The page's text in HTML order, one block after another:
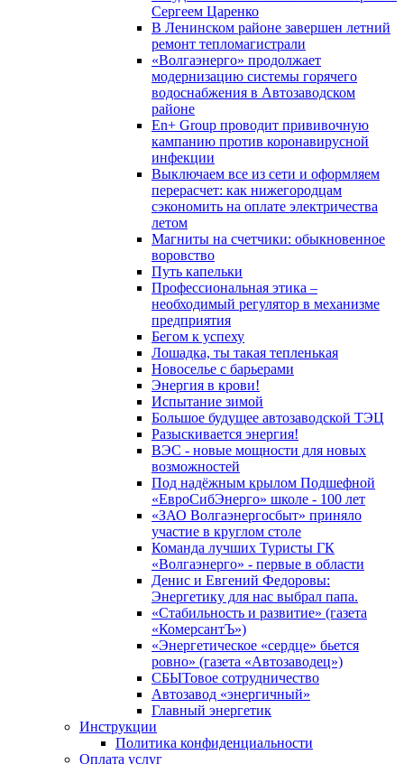
Сергеем Царенко
В Ленинском районе завершен летний
ремонт тепломагистрали
«Волгаэнерго» продолжает
модернизацию системы горячего
водоснабжения в Автозаводском
районе
En+ Group проводит прививочную
кампанию против коронавирусной
инфекции
Выключаем все из сети и оформляем
перерасчет: как нижегородцам
сэкономить на оплате электричества
летом
Магниты на счетчики: обыкновенное
воровство
Путь капельки
Профессиональная этика –
необходимый регулятор в механизме
предприятия
Бегом к успеху
Лошадка, ты такая тепленькая
Новоселье с барьерами
Энергия в крови!
Испытание зимой
Большое будущее автозаводской ТЭЦ
Разыскивается энергия!
ВЭС - новые мощности для новых
возможностей
Под надёжным крылом Подшефной
«ЕвроСибЭнерго» школе - 100 лет
«ЗАО Волгаэнергосбыт» приняло
участие в круглом столе
Команда лучших Туристы ГК
«Волгаэнерго» - первые в области
Денис и Евгений Федоровы:
Энергетику для нас выбрал папа.
«Стабильность и развитие» (газета
«КомерсантЪ»)
«Энергетическое «сердце» бьется
ровно» (газета «Автозаводец»)
СБЫТовое сотрудничество
Автозавод «энергичный»
Главный энергетик
Инструкции
Политика конфиденциальности
Оплата услуг